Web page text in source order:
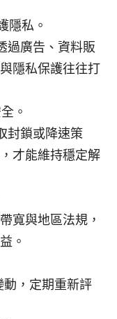
隱私。
過廣告、資料販
隱私保護往往打
。
封鎖或降速策
才能維持穩定解
寬與地區法規，
。
，定期重新評